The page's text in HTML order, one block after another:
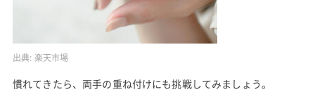
出典: 楽天市場
慣れてきたら、両手の重ね付けにも挑戦してみましょう。